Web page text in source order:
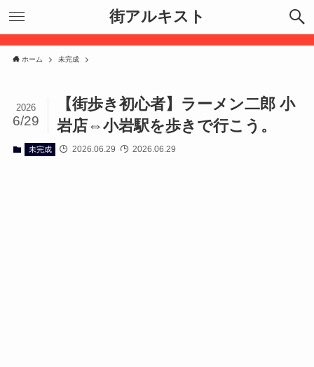
街アルキスト
ホーム 未完成
【街歩き初心者】ラーメン二郎 小
岩店⇔小岩駅を歩きで行こう。
2026
6/29
未完成 2026.06.29 2026.06.29